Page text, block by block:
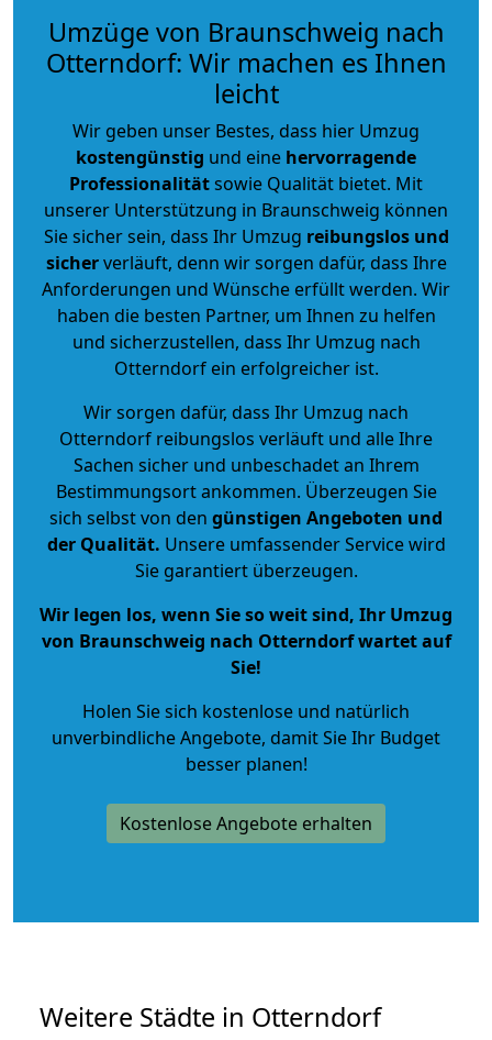
Umzüge von Braunschweig nach
Otterndorf: Wir machen es Ihnen
leicht
Wir geben unser Bestes, dass hier Umzug
kostengünstig und eine hervorragende
Professionalitätsowie Qualität bietet. Mit
unserer Unterstützung in Braunschweig können
Sie sicher sein, dass Ihr Umzug reibungslos und
sicherverläuft, denn wir sorgen dafür, dass Ihre
Anforderungen und Wünsche erfüllt werden. Wir
haben die besten Partner, um Ihnen zu helfen
und sicherzustellen, dass Ihr Umzug nach
Otterndorf ein erfolgreicher ist.
Wir sorgen dafür, dass Ihr Umzug nach
Otterndorf reibungslos verläuft und alle Ihre
Sachen sicher und unbeschadet an Ihrem
Bestimmungsort ankommen. Überzeugen Sie
sich selbst von den günstigen Angeboten und
der Qualität. Unsere umfassender Service wird
Sie garantiert überzeugen.
Wir legen los, wenn Sie so weit sind, Ihr Umzug
von Braunschweig nach Otterndorf wartet auf
Sie!
Holen Sie sich kostenlose und natürlich
unverbindliche Angebote, damit Sie Ihr Budget
besser planen!
Kostenlose Angebote erhalten
Weitere Städte in Otterndorf